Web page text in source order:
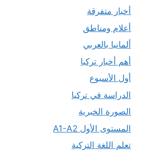
أخبار متفرقة
أعلام ومناطق
ألمانيا بالعربي
أهم أخبار تركيا
أول الأسبوع
الدراسة في تركيا
الصورة الخبرية
المستوى الأول A1-A2
تعلم اللغة التركية